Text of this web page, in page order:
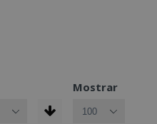
Mostrar